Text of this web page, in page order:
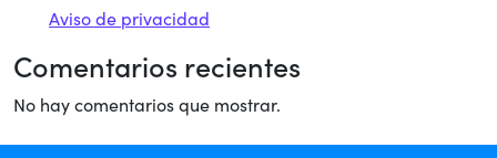
Aviso de privacidad
Comentarios recientes
No hay comentarios que mostrar.